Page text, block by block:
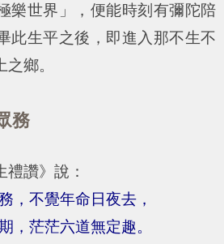
樂世界」，便能時刻有彌陀陪
此生平之後，即進入那不生不
鄉。
務
讚》說：
，不覺年命日夜去，
，茫茫六道無定趣。